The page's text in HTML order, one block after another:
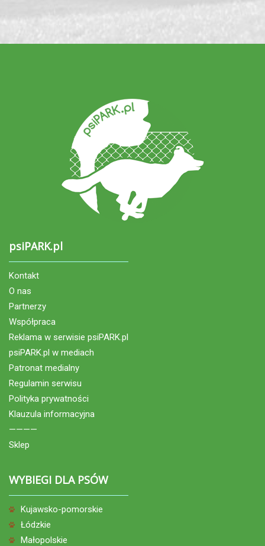
psiPARK.pl
Kontakt
O nas
Partnerzy
Współpraca
Reklama w serwisie psiPARK.pl
psiPARK.pl w mediach
Patronat medialny
Regulamin serwisu
Polityka prywatności
Klauzula informacyjna
————
Sklep
WYBIEGI DLA PSÓW
Kujawsko-pomorskie
Łódzkie
Małopolskie